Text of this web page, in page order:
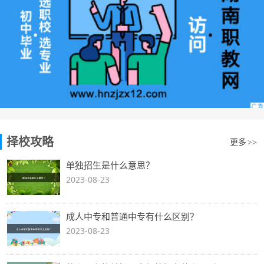
择校攻略 更多 >>
单独招生是什么意思？
2023-08-23
成人中专和普通中专有什么区别？
2023-08-23